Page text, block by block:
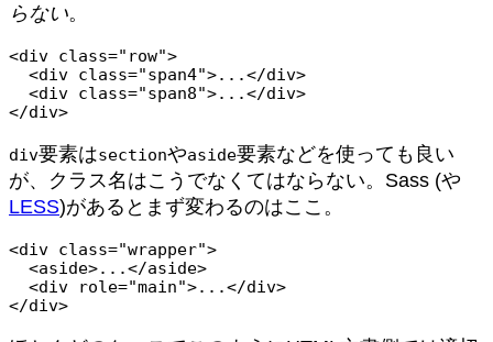
らない。
<div class="row">
</div>
div要素はsectionやaside要素などを使っても良い
が、クラス名はこうでなくてはならない。Sass (や
LESS)があるとまず変わるのはここ。
<div class="wrapper">
</div>